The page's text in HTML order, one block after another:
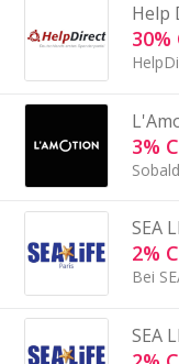
Help
30%
3%
SEA
2%
SEA